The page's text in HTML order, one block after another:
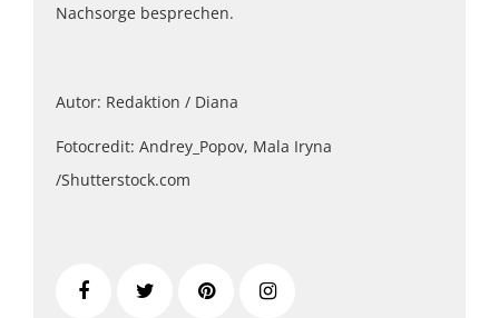
Nachsorge besprechen.
Autor: Redaktion / Diana
Fotocredit: Andrey_Popov, Mala Iryna
/Shutterstock.com